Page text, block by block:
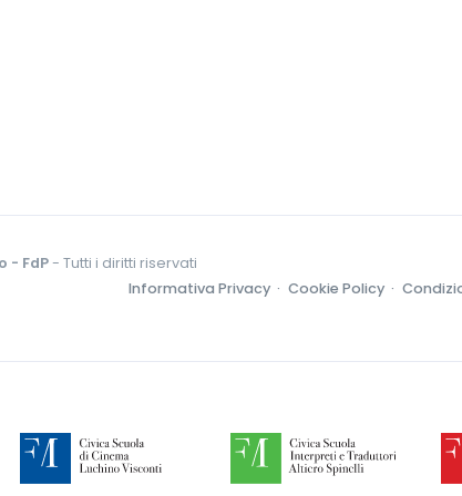
- FdP- Tutti i diritti riservati
Informativa Privacy · Cookie Policy ·